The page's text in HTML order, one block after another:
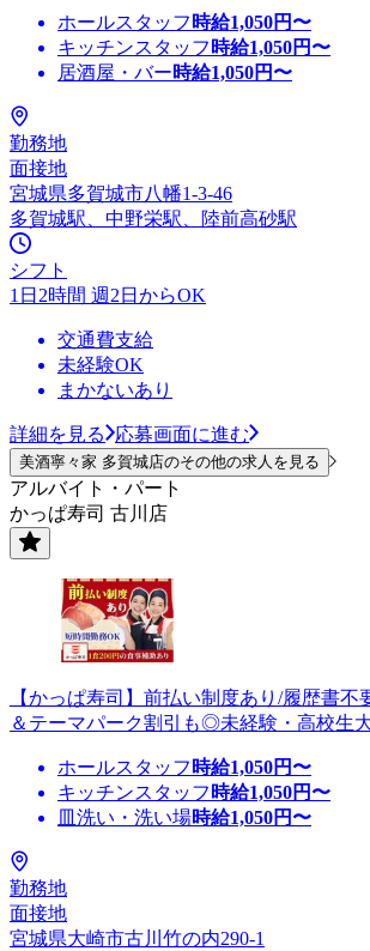
ホールスタッフ 時給1,050円〜
キッチンスタッフ 時給1,050円〜
居酒屋・バー時給1,050円〜
勤務地
面接地
宮城県多賀城市八幡1-3-46
多賀城駅、中野栄駅、陸前高砂駅
シフト
1日2時間 週2日からOK
交通費支給
未経験OK
まかないあり
詳細を見る 応募画面に進む
美酒寧々家 多賀城店のその他の求人を見る
アルバイト・パート
かっぱ寿司 古川店
【かっぱ寿司】前払い制度あり/履歴書
＆テーマパーク割引も◎未経験・高校生大
ホールスタッフ 時給1,050円〜
キッチンスタッフ 時給1,050円〜
皿洗い・洗い場時給1,050円〜
勤務地
面接地
宮城県大崎市古川竹の内290-1